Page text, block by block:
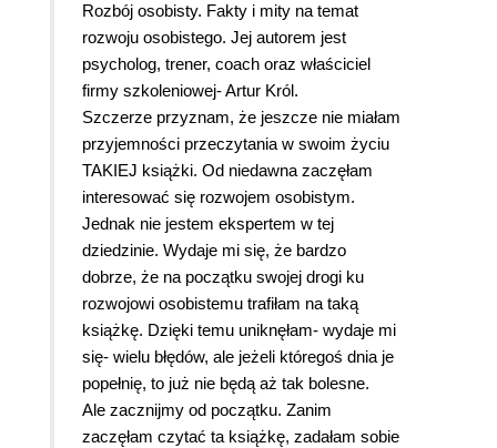
Rozbój osobisty. Fakty i mity na temat
rozwoju osobistego. Jej autorem jest
psycholog, trener, coach oraz właściciel
firmy szkoleniowej- Artur Król.
Szczerze przyznam, że jeszcze nie miałam
przyjemności przeczytania w swoim życiu
TAKIEJ książki. Od niedawna zaczęłam
interesować się rozwojem osobistym.
Jednak nie jestem ekspertem w tej
dziedzinie. Wydaje mi się, że bardzo
dobrze, że na początku swojej drogi ku
rozwojowi osobistemu trafiłam na taką
książkę. Dzięki temu uniknęłam- wydaje mi
się- wielu błędów, ale jeżeli któregoś dnia je
popełnię, to już nie będą aż tak bolesne.
Ale zacznijmy od początku. Zanim
zaczęłam czytać ta książkę, zadałam sobie